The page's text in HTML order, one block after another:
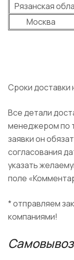
Рязанская
Москва
Сроки доставки
Все детали
менеджером по
заявки он
согласования
указать
поле
* отправляем
компаниями!
Самовывоз